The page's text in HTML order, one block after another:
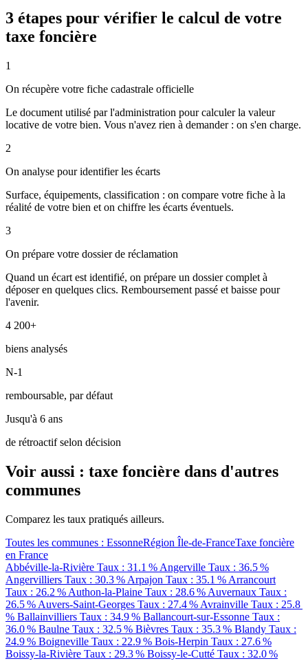
3 étapes pour vérifier le calcul de votre
taxe foncière
1
On récupère votre fiche cadastrale officielle
Le document utilisé par l'administration pour calculer la valeur
locative de votre bien. Vous n'avez rien à demander : on s'en charge.
2
On analyse pour identifier les écarts
Surface, équipements, classification : on compare votre fiche à la
réalité de votre bien et on chiffre les écarts éventuels.
3
On prépare votre dossier de réclamation
Quand un écart est identifié, on prépare un dossier complet à
déposer en quelques clics. Remboursement passé et baisse pour
l'avenir.
4 200+
biens analysés
N-1
remboursable, par défaut
Jusqu'à 6 ans
de rétroactif selon décision
Voir aussi : taxe foncière dans d'autres
communes
Comparez les taux pratiqués ailleurs.
Toutes les communes : EssonneRégion Île-de-FranceTaxe foncière
en France
Abbéville-la-Rivière Taux : 31.1 % Angerville Taux : 36.5 %
Angervilliers Taux : 30.3 % Arpajon Taux : 35.1 % Arrancourt
Taux : 26.2 % Authon-la-Plaine Taux : 28.6 % Auvernaux Taux :
26.5 % Auvers-Saint-Georges Taux : 27.4 % Avrainville Taux : 25.8
% Ballainvilliers Taux : 34.9 % Ballancourt-sur-Essonne Taux :
36.0 % Baulne Taux : 32.5 % Bièvres Taux : 35.3 % Blandy Taux :
24.9 % Boigneville Taux : 22.9 % Bois-Herpin Taux : 27.6 %
Boissy-la-Rivière Taux : 29.3 % Boissy-le-Cutté Taux : 32.0 %